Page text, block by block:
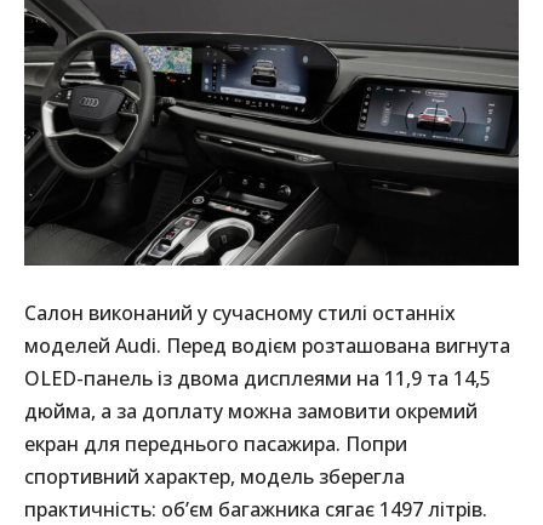
Салон виконаний у сучасному стилі останніх
моделей Audi. Перед водієм розташована вигнута
OLED-панель із двома дисплеями на 11,9 та 14,5
дюйма, а за доплату можна замовити окремий
екран для переднього пасажира. Попри
спортивний характер, модель зберегла
практичність: об’єм багажника сягає 1497 літрів.